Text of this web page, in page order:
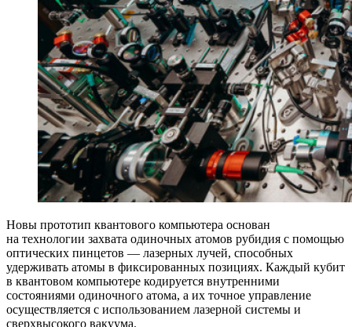
Новы прототип квантового компьютера основан
на технологии захвата одиночных атомов рубидия с помощью
оптических пинцетов — лазерных лучей, способных
удерживать атомы в фиксированных позициях. Каждый кубит
в квантовом компьютере кодируется внутренними
состояниями одиночного атома, а их точное управление
осуществляется с использованием лазерной системы и
сверхвысокого вакуума.